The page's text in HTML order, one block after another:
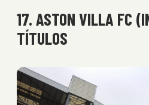
17. ASTON VILLA FC
TÍTULOS